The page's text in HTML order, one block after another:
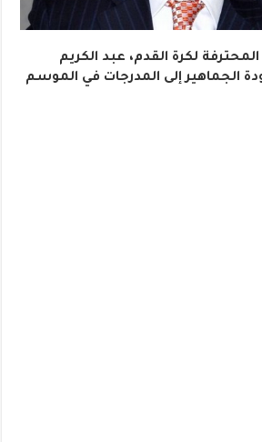
لكرة القدم، عبد الكريم
الجماهير إلى المدرجات في الموسم